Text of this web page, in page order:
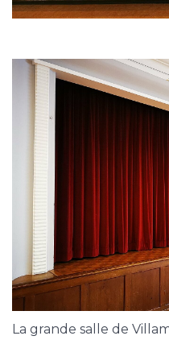
La grande salle de